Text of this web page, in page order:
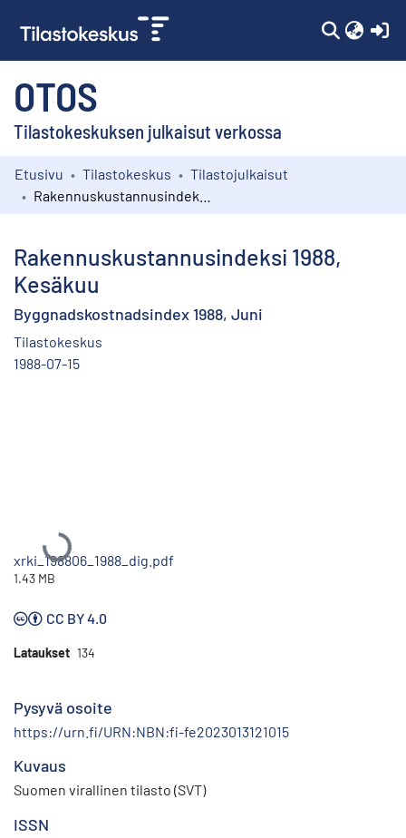
OTOS
Tilastokeskuksen julkaisut verkossa
Kokoelmat
Etusivu Tilastokeskus
Tilastojulkaisut
Rakennuskustannusindeksi 1988,
Kesäkuu
Byggnadskostnadsindex 1988, Juni
Tilastokeskus
1988-07-15
Ladataan...
xrki_198806_1988_dig.pdf
1.43 MB
CC BY 4.0
Lataukset 134
Pysyvä osoite
https://urn.fi/URN:NBN:fi-fe2023013121015
Kuvaus
Suomen virallinen tilasto (SVT)
ISSN